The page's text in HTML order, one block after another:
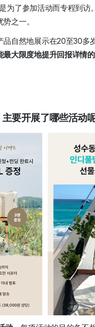
为了参加活动而专程到访
之一。
品自然地展示在20至30多
大限度地提升回报详情
要开展了哪些活动